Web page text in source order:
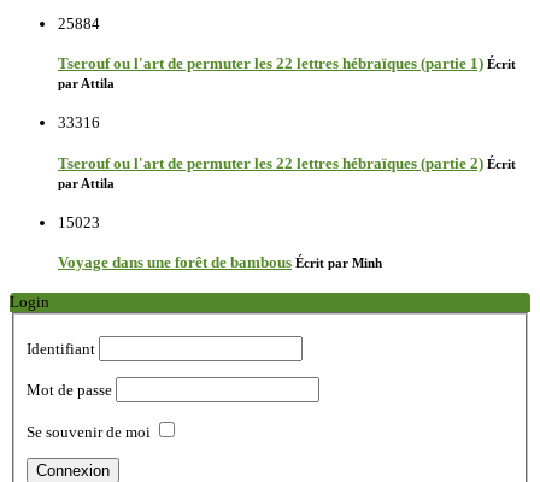
25884
Tserouf ou l'art de permuter les 22 lettres hébraïques (partie 1) Écrit
par Attila
33316
Tserouf ou l'art de permuter les 22 lettres hébraïques (partie 2) Écrit
par Attila
15023
Voyage dans une forêt de bambous Écrit par Minh
Login
Identifiant
Mot de passe
Se souvenir de moi